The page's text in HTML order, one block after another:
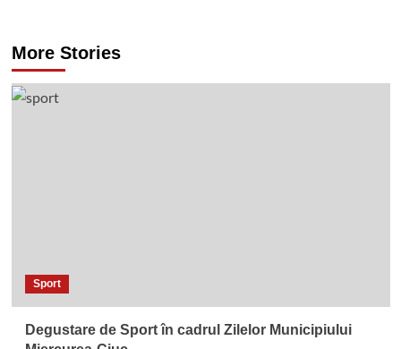
More Stories
Sport
Degustare de Sport în cadrul Zilelor Municipiului